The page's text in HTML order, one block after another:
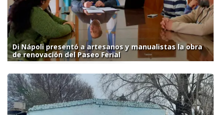
Di Nápoli presentó a artesanos y manualistas la obra
de renovación del Paseo Ferial